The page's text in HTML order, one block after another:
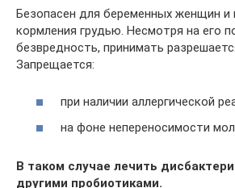
Безопасен для беременных женщин и
кормления грудью. Несмотря на его
безвредность, принимать
Запрещается:
при наличии аллергической
на фоне непереносимости
В таком случае лечить
другими пробиотиками.